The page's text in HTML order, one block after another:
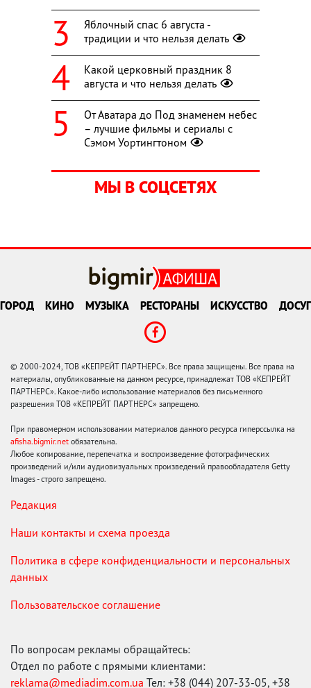
Яблочный спас 6 августа -
традиции и что нельзя делать
Какой церковный праздник 8
августа и что нельзя делать
От Аватара до Под знаменем небес
– лучшие фильмы и сериалы с
Сэмом Уортингтоном
МЫ В СОЦСЕТЯХ
ГОРОД КИНО МУЗЫКА РЕСТОРАНЫ ИСКУССТВО ДОСУГ
© 2000-2024, ТОВ «КЕПРЕЙТ ПАРТНЕРС». Все права защищены. Все права на
материалы, опубликованные на данном ресурсе, принадлежат ТОВ «КЕПРЕЙТ
ПАРТНЕРС». Какое-либо использование материалов без письменного
разрешения ТОВ «КЕПРЕЙТ ПАРТНЕРС» запрещено.
При правомерном использовании материалов данного ресурса гиперссылка на
afisha.bigmir.net обязательна.
Любое копирование, перепечатка и воспроизведение фотографических
произведений и/или аудиовизуальных произведений правообладателя Getty
Images - строго запрещено.
Редакция
Наши контакты и схема проезда
Политика в сфере конфиденциальности и персональных
данных
Пользовательское соглашение
По вопросам рекламы обращайтесь:
Отдел по работе с прямыми клиентами:
reklama@mediadim.com.ua Тел: +38 (044) 207-33-05, +38